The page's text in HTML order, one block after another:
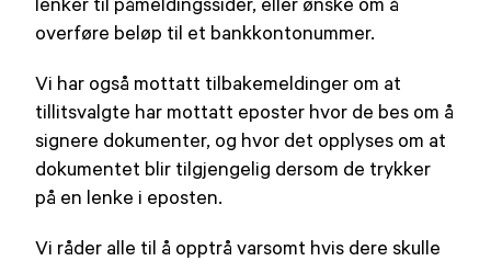
overføre beløp til et bankkontonummer.
Vi har også mottatt tilbakemeldinger om at
tillitsvalgte har mottatt eposter hvor de bes om å
signere dokumenter, og hvor det opplyses om at
dokumentet blir tilgjengelig dersom de trykker
på en lenke i eposten.
Vi råder alle til å opptrå varsomt hvis dere skulle